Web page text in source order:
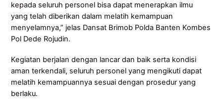
kepada seluruh personel bisa dapat menerapkan ilmu
yang telah diberikan dalam melatih kemampuan
menyelamnya,” jelas Dansat Brimob Polda Banten Kombes
Pol Dede Rojudin.
Kegiatan berjalan dengan lancar dan baik serta kondisi
aman terkendali, seluruh personel yang mengikuti dapat
melatih kemampuannya sesuai dengan prosedur yang
berlaku.